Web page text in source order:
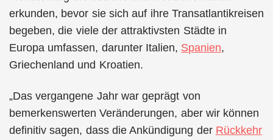
erkunden, bevor sie sich auf ihre Transatlantikreisen
begeben, die viele der attraktivsten Städte in
Europa umfassen, darunter Italien, Spanien,
Griechenland und Kroatien.
„Das vergangene Jahr war geprägt von
bemerkenswerten Veränderungen, aber wir können
definitiv sagen, dass die Ankündigung der Rückkehr